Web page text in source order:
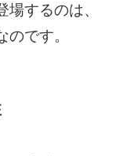
するのは、
です。